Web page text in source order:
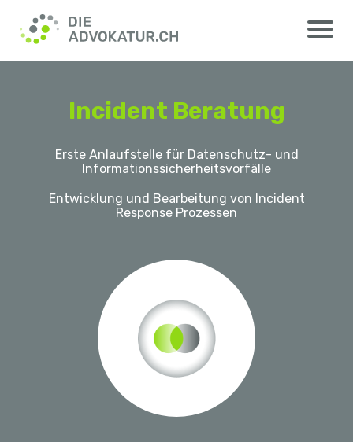
Incident Beratung
Erste Anlaufstelle für Datenschutz- und
Informationssicherheitsvorfälle
Entwicklung und Bearbeitung von Incident
Response Prozessen